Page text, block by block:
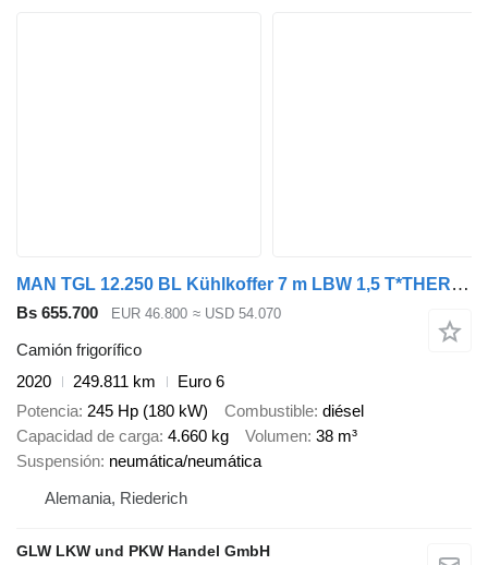
MAN TGL 12.250 BL Kühlkoffer 7 m LBW 1,5 T*THERMO
Bs 655.700 EUR 46.800 ≈ USD 54.070
Camión frigorífico
2020
249.811 km
Euro 6
Potencia 245 Hp (180 kW) Combustible diésel
Capacidad de carga 4.660 kg Volumen 38 m³
Suspensión neumática/neumática
Alemania, Riederich
GLW LKW und PKW Handel GmbH